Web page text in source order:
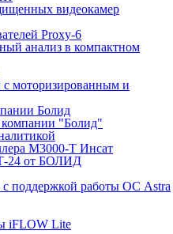
видеокамер
Proxy-6
анализ в компактном
моторизированным и
Болид
компании "Болид"
М3000-Т Инсат
24 от БОЛИД
поддержкой работы ОС Astra
iFLOW Lite